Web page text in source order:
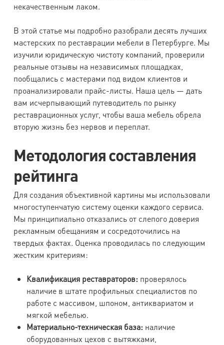
некачественным лаком.
В этой статье мы подробно разобрали десять лучших
мастерских по реставрации мебели в Петербурге. Мы
изучили юридическую чистоту компаний, проверили
реальные отзывы на независимых площадках,
пообщались с мастерами под видом клиентов и
проанализировали прайс-листы. Наша цель — дать
вам исчерпывающий путеводитель по рынку
реставрационных услуг, чтобы ваша мебель обрела
вторую жизнь без нервов и переплат.
Методология составления
рейтинга
Для создания объективной картины мы использовали
многоступенчатую систему оценки каждого сервиса.
Мы принципиально отказались от слепого доверия
рекламным обещаниям и сосредоточились на
твердых фактах. Оценка проводилась по следующим
жестким критериям:
Квалификация реставраторов: проверялось
наличие в штате профильных специалистов по
работе с массивом, шпоном, антиквариатом и
мягкой мебелью.
Материально-техническая база: наличие
оборудованных цехов с вытяжками,